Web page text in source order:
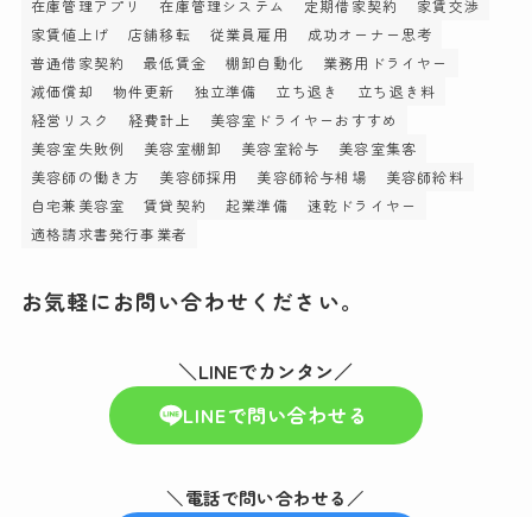
在庫管理アプリ
在庫管理システム 定期借家契約
家賃交渉
家賃値上げ
店舗移転 従業員雇用
成功オーナー思考
普通借家契約
最低賃金 棚卸自動化
業務用ドライヤー
減価償却
物件更新 独立準備 立ち退き
立ち退き料
経営リスク
経費計上
美容室ドライヤーおすすめ
美容室失敗例
美容室棚卸 美容室給与
美容室集客
美容師の働き方
美容師採用 美容師給与相場
美容師給料
自宅兼美容室
賃貸契約 起業準備
速乾ドライヤー
適格請求書発行事業者
お気軽にお問い合わせください。
＼LINEでカンタン／
LINEで問い合わせる
＼電話で問い合わせる／